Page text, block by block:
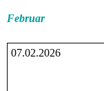
Februar
07.02.2026